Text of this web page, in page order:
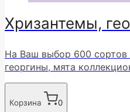
Хризантемы,
На Ваш выбор 600 сортов
георгины, мята
Корзина 0